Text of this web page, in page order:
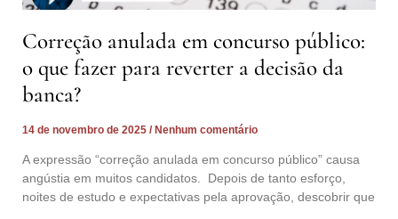
Correção anulada em concurso público:
o que fazer para reverter a decisão da
banca?
14 de novembro de 2025 Nenhum comentário
A expressão “correção anulada em concurso público” causa
angústia em muitos candidatos. Depois de tanto esforço,
noites de estudo e expectativas pela aprovação, descobrir que